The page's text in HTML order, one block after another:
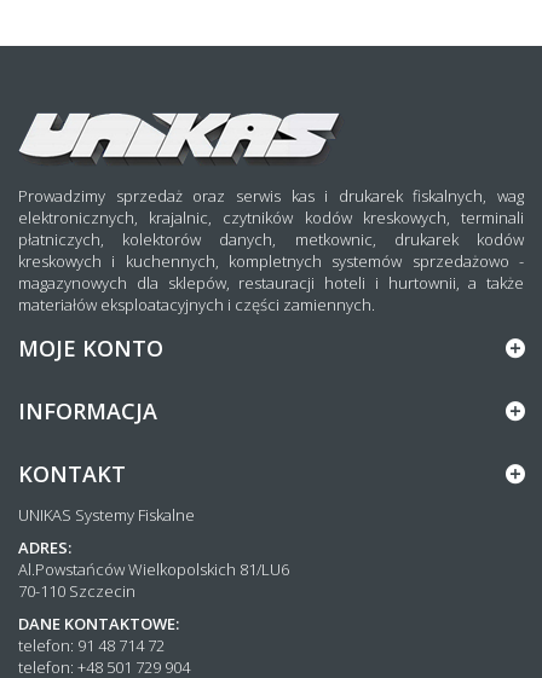
Prowadzimy sprzedaż oraz serwis kas i drukarek fiskalnych, wag
elektronicznych, krajalnic, czytników kodów kreskowych, terminali
płatniczych, kolektorów danych, metkownic, drukarek kodów
kreskowych i kuchennych, kompletnych systemów sprzedażowo -
magazynowych dla sklepów, restauracji hoteli i hurtownii, a także
materiałów eksploatacyjnych i części zamiennych.
MOJE KONTO
INFORMACJA
KONTAKT
UNIKAS Systemy Fiskalne
ADRES:
Al.Powstańców Wielkopolskich 81/LU6
70-110 Szczecin
DANE KONTAKTOWE:
telefon: 91 48 714 72
telefon: +48 501 729 904